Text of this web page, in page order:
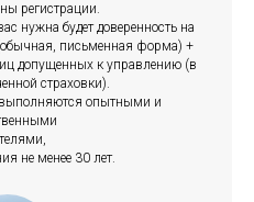
регистрации.
нужна будет доверенность на
письменная форма) +
допущенных к управлению (в
страховки).
опытными и
не менее 30 лет.